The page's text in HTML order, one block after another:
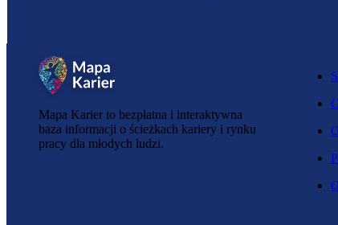
Mapa Karier to bezpłatna i interaktywna
baza informacji o ścieżkach kariery i rynku
pracy dla młodych ludzi.